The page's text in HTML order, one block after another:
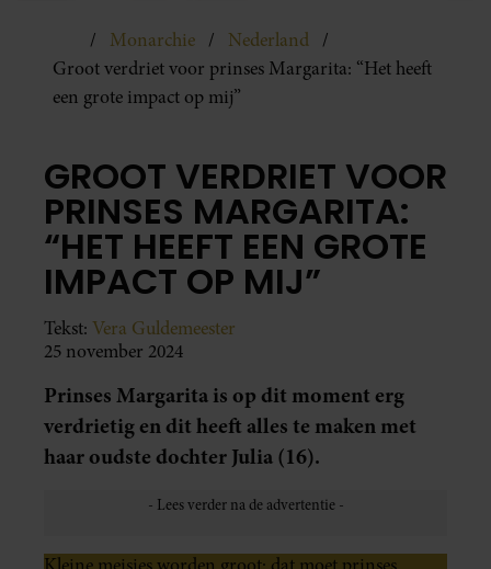
Monarchie
Nederland
Groot verdriet voor prinses Margarita: “Het heeft
een grote impact op mij”
GROOT VERDRIET VOOR
PRINSES MARGARITA:
“HET HEEFT EEN GROTE
IMPACT OP MIJ”
Tekst: Vera Guldemeester
25 november 2024
Prinses Margarita is op dit moment erg
verdrietig en dit heeft alles te maken met
haar oudste dochter Julia (16).